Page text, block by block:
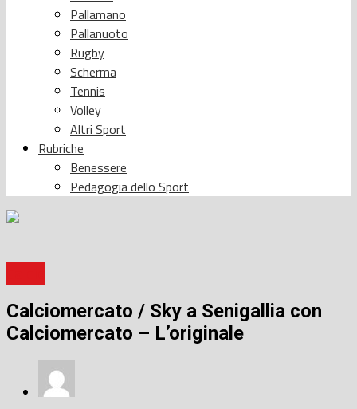
Pallamano
Pallanuoto
Rugby
Scherma
Tennis
Volley
Altri Sport
Rubriche
Benessere
Pedagogia dello Sport
Calciomercato / Sky a Senigallia con
Calciomercato – L’originale